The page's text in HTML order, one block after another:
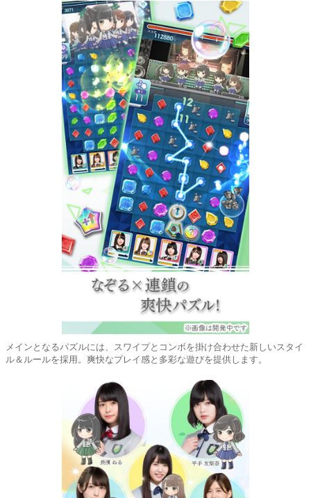
メインとなるパズルには、スワイプとコンボを掛け合わせた新しいスタイ
ル＆ルールを採用。爽快なプレイ感と多彩な遊びを提供します。